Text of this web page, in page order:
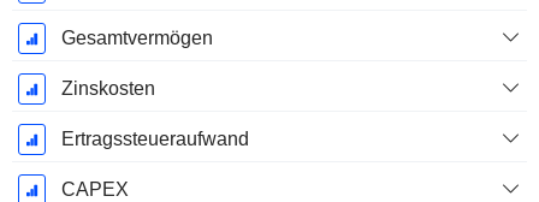
Gesamtvermögen
Zinskosten
Ertragssteueraufwand
CAPEX